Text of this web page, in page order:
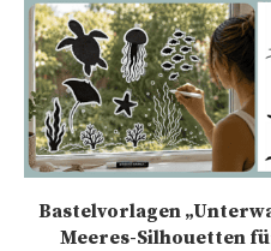
Bastelvorlagen
Meeres-Silhouetten